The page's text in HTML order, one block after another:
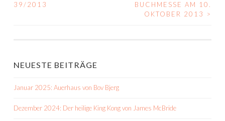
NAVIGATION
39/2013
BUCHMESSE AM 10.
OKTOBER 2013
>
NEUESTE BEITRÄGE
Januar 2025: Auerhaus von Bov Bjerg
Dezember 2024: Der heilige King Kong von James McBride